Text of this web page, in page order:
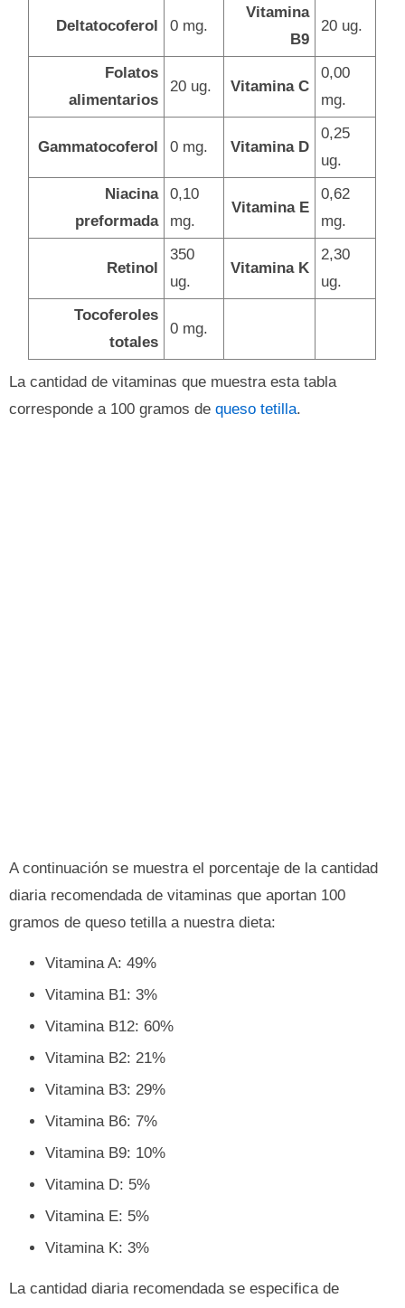
Deltatocoferol 0 mg.
Vitamina
B9
20 ug.
Folatos
alimentarios
20 ug. Vitamina C
0,00
mg.
Gammatocoferol 0 mg. Vitamina D
0,25
ug.
Niacina
preformada
0,10
mg.
Vitamina E
0,62
mg.
Retinol
350
ug.
Vitamina K
2,30
ug.
Tocoferoles
totales
0 mg.
La cantidad de vitaminas que muestra esta tabla
corresponde a 100 gramos de queso tetilla.
A continuación se muestra el porcentaje de la cantidad
diaria recomendada de vitaminas que aportan 100
gramos de queso tetilla a nuestra dieta:
Vitamina A: 49%
Vitamina B1: 3%
Vitamina B12: 60%
Vitamina B2: 21%
Vitamina B3: 29%
Vitamina B6: 7%
Vitamina B9: 10%
Vitamina D: 5%
Vitamina E: 5%
Vitamina K: 3%
La cantidad diaria recomendada se especifica de